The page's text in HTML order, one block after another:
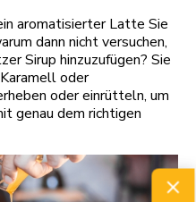
aromatisierter Latte Sie
dann nicht versuchen,
Sirup hinzuzufügen? Sie
oder
oder einrütteln, um
genau dem richtigen